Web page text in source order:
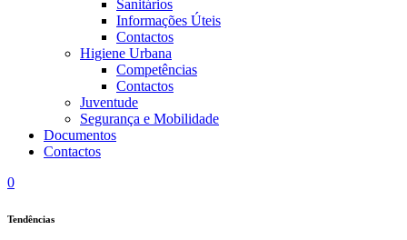
Sanitários
Informações Úteis
Contactos
Higiene Urbana
Competências
Contactos
Juventude
Segurança e Mobilidade
Documentos
Contactos
0
Tendências